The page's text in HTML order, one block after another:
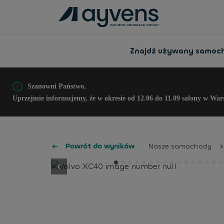
Znajdź używany
Szanowni Państwo,
Uprzejmie informujemy, że w okresie od 12.06 do 11.09 salony w
Powrót do wyników Nasze samochody
button.previous